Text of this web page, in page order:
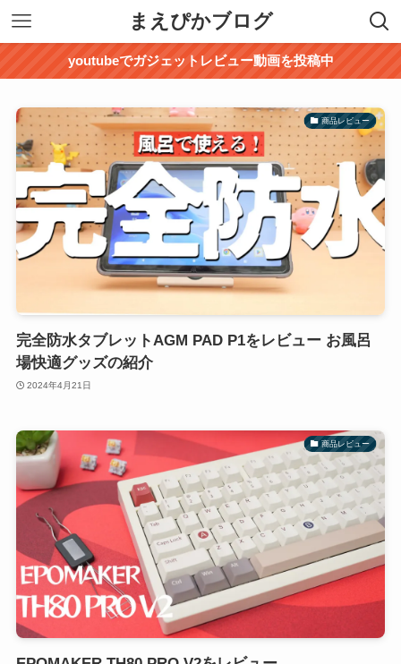
まえぴかブログ
youtubeでガジェットレビュー動画を投稿中
商品レビュー
完全防水タブレットAGM PAD P1をレビュー お風呂
場快適グッズの紹介
2024年4月21日
商品レビュー